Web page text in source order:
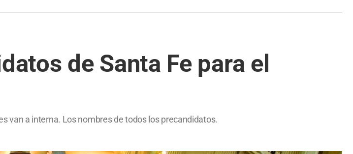
de Santa Fe para el
van a interna. Los nombres de todos los precandidatos.